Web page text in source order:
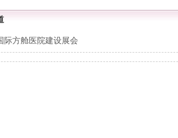
际方舱医院建设展会